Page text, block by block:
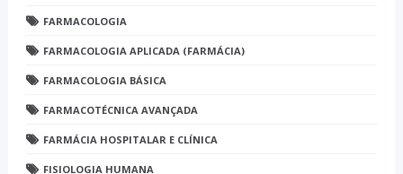
FARMACOLOGIA
FARMACOLOGIA APLICADA (FARMÁCIA)
FARMACOLOGIA BÁSICA
FARMACOTÉCNICA AVANÇADA
FARMÁCIA HOSPITALAR E CLÍNICA
FISIOLOGIA HUMANA